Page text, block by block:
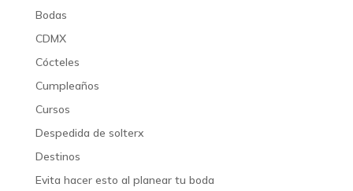
Bodas
CDMX
Cócteles
Cumpleaños
Cursos
Despedida de solterx
Destinos
Evita hacer esto al planear tu boda